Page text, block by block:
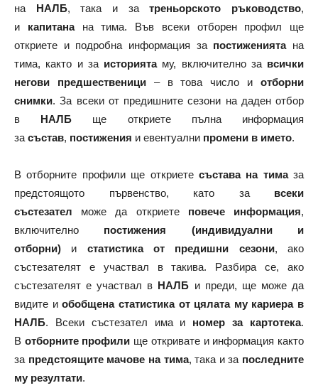
на НАЛБ, така и затреньорското ръководство,
и капитанана тима. Във всеки отборен профил ще
откриете и подробна информация за постижениятана
тима, както и за историятаму, включително за всички
негови предшественици– в това число иотборни
снимки. За всеки от предишните сезони на даден отбор
в НАЛБ ще откриете пълна информация
за състав, постижения и евентуални промени в името.
В отборните профили ще откриете състава на тимаза
предстоящото първенство, като за всеки
състезател може да откриете повече информация,
включително постижения (индивидуални и
отборни) и статистика от предишни сезони, ако
състезателят е участвал в такива. Разбира се, ако
състезателят е участвал в НАЛБ и преди, ще може да
видите иобобщена статистика от цялата му кариера в
НАЛБ. Всеки състезател има и номер за картотека.
В отборните профили ще откривате и информация както
за предстоящите мачове на тима, така и за последните
му резултати.